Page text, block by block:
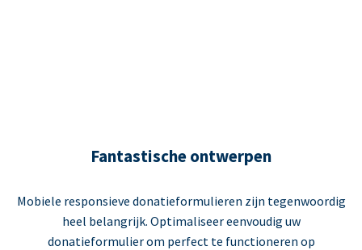
Fantastische ontwerpen
Mobiele responsieve donatieformulieren zijn tegenwoordig
heel belangrijk. Optimaliseer eenvoudig uw
donatieformulier om perfect te functioneren op